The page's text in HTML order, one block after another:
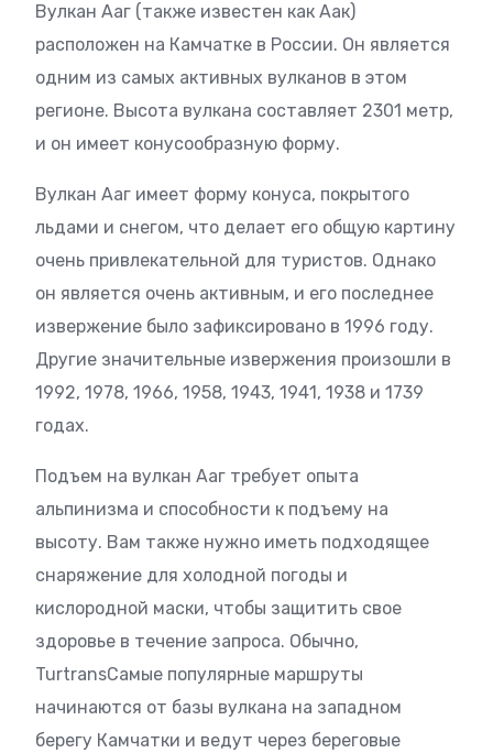
Вулкан Ааг (также известен как Аак)
расположен на Камчатке в России. Он является
одним из самых активных вулканов в этом
регионе. Высота вулкана составляет 2301 метр,
и он имеет конусообразную форму.
Вулкан Ааг имеет форму конуса, покрытого
льдами и снегом, что делает его общую картину
очень привлекательной для туристов. Однако
он является очень активным, и его последнее
извержение было зафиксировано в 1996 году.
Другие значительные извержения произошли в
1992, 1978, 1966, 1958, 1943, 1941, 1938 и 1739
годах.
Подъем на вулкан Ааг требует опыта
альпинизма и способности к подъему на
высоту. Вам также нужно иметь подходящее
снаряжение для холодной погоды и
кислородной маски, чтобы защитить свое
здоровье в течение запроса. Обычно,
TurtransСамые популярные маршруты
начинаются от базы вулкана на западном
берегу Камчатки и ведут через береговые